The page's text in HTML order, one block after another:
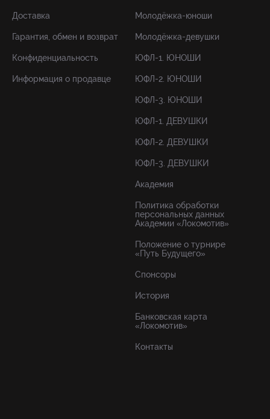
Доставка
Гарантия, обмен и возврат
Конфиденциальность
Информация о продавце
Молодёжка-юноши
Молодёжка-девушки
ЮФЛ-1. ЮНОШИ
ЮФЛ-2. ЮНОШИ
ЮФЛ-3. ЮНОШИ
ЮФЛ-1. ДЕВУШКИ
ЮФЛ-2. ДЕВУШКИ
ЮФЛ-3. ДЕВУШКИ
Академия
Политика обработки
персональных данных
Академии «Локомотив»
Положение о турнире
«Путь Будущего»
Спонсоры
История
Банковская карта
«Локомотив»
Контакты